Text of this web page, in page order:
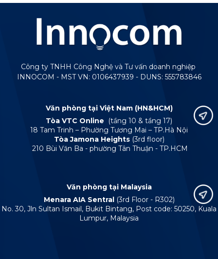
Công ty TNHH Công Nghệ và Tư vấn doanh nghiệp
INNOCOM - MST VN: 0106437939 - DUNS: 555783846
Văn phòng tại Việt Nam (HN&HCM)
Tòa VTC Online
(tầng 10 & tầng 17)
18 Tam Trinh – Phường Tương Mai – TP.Hà Nội
Tòa Jamona Heights (3rd floor)
210 Bùi Văn Ba - phường Tân Thuận - TP.HCM
Văn phòng tại Malaysia
Menara AIA Sentral (3rd Floor - R302)
No. 30, Jln Sultan Ismail, Bukit Bintang, Post code: 50250, Kuala
Lumpur, Malaysia